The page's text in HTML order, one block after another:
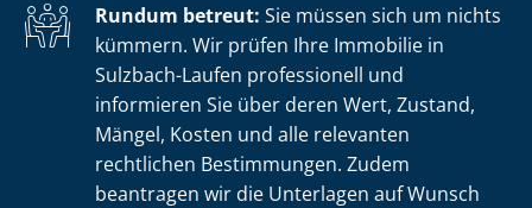
Rundum betreut: Sie müssen sich um nichts
kümmern. Wir prüfen Ihre Immobilie in
Sulzbach-Laufen professionell und
informieren Sie über deren Wert, Zustand,
Mängel, Kosten und alle relevanten
rechtlichen Bestimmungen. Zudem
beantragen wir die Unterlagen auf Wunsch